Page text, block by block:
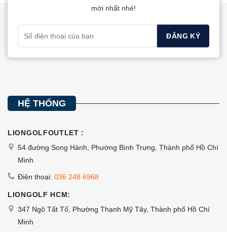
mới nhất nhé!
HỆ THỐNG
LIONGOLFOUTLET :
54 đường Song Hành, Phường Bình Trưng, Thành phố Hồ Chí
Minh
Điện thoại: 036 248 6968
LIONGOLF HCM:
347 Ngô Tất Tố, Phường Thạnh Mỹ Tây, Thành phố Hồ Chí
Minh